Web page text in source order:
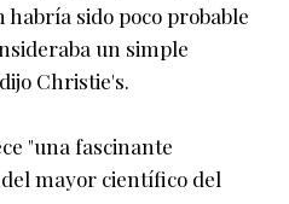
sido poco probable
un simple
Christie's.
"una fascinante
mayor científico del